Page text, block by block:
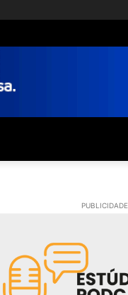
PUBLICIDADE